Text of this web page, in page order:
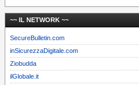
~~ IL NETWORK ~~
SecureBulletin.com
inSicurezzaDigitale.com
Ziobudda
ilGlobale.it